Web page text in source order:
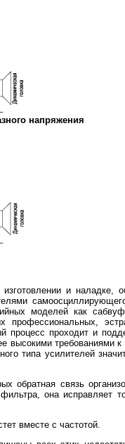
напряжения
и наладке,
моделей как
профессиональных,
процесс проходит и
высокими требованиями к
типа усилителей
обратная связь
она исправляет
вместе с частотой.